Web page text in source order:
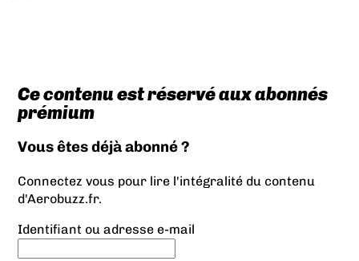
Ce contenu est réservé aux abonnés
prémium
Vous êtes déjà abonné ?
Connectez vous pour lire l'intégralité du contenu
d'Aerobuzz.fr.
Identifiant ou adresse e-mail